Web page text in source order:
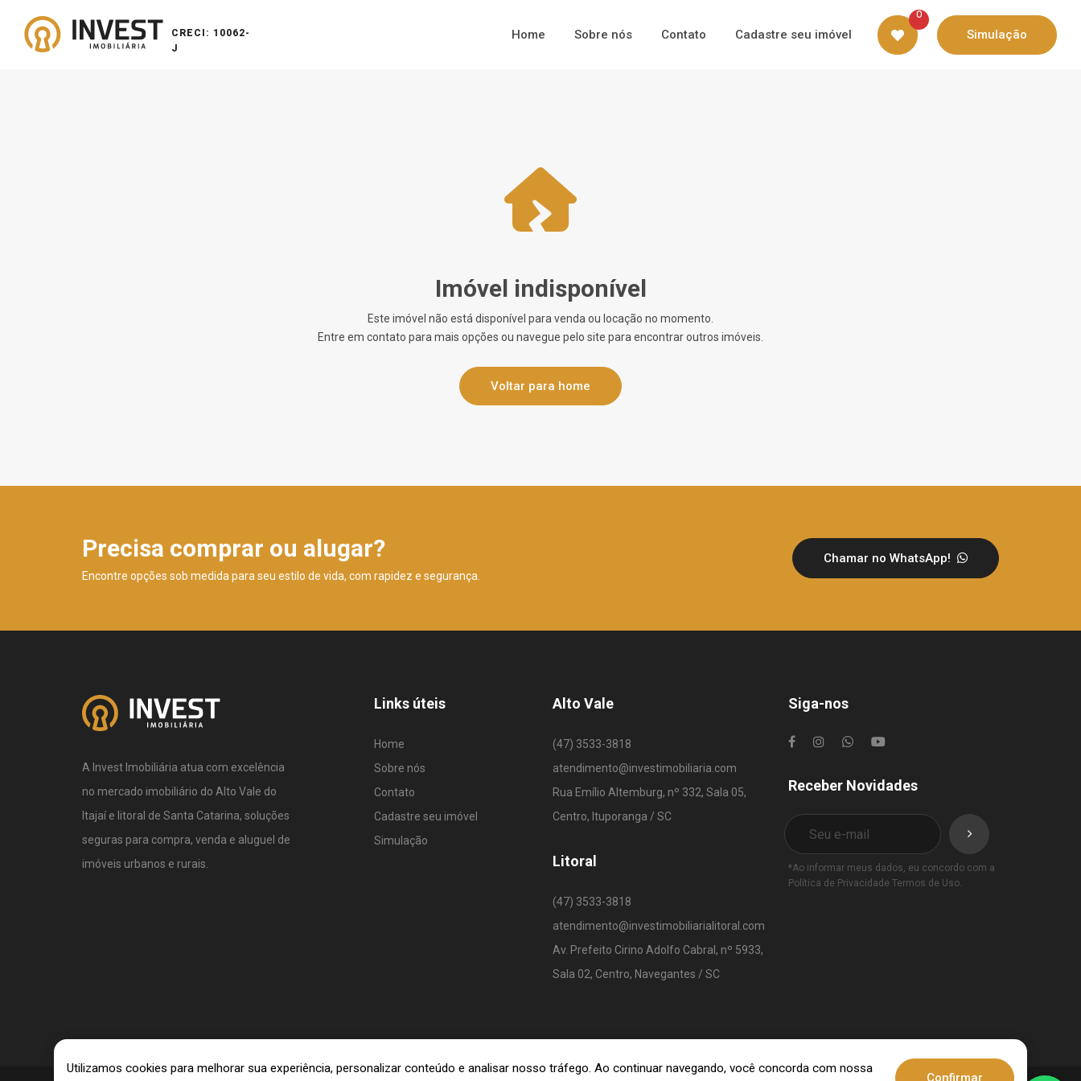
CRECI: 10062-
J
Home Sobre nós Contato Cadastre seu imóvel
0
Simulação
Imóvel indisponível
Este imóvel não está disponível para venda ou locação no momento.
Entre em contato para mais opções ou navegue pelo site para encontrar outros imóveis.
Voltar para home
Precisa comprar ou alugar?
Encontre opções sob medida para seu estilo de vida, com rapidez e segurança.
Chamar no WhatsApp!
A Invest Imobiliária atua com excelência
no mercado imobiliário do Alto Vale do
Itajaí e litoral de Santa Catarina, soluções
seguras para compra, venda e aluguel de
imóveis urbanos e rurais.
Links úteis
Home
Sobre nós
Contato
Cadastre seu imóvel
Simulação
Alto Vale
(47) 3533-3818
atendimento@investimobiliaria.com
Rua Emílio Altemburg, nº 332, Sala 05,
Centro, Ituporanga / SC
Litoral
(47) 3533-3818
atendimento@investimobiliarialitoral.com
Av. Prefeito Cirino Adolfo Cabral, nº 5933,
Sala 02, Centro, Navegantes / SC
Siga-nos
Receber Novidades
*Ao informar meus dados, eu concordo com a
Política de Privacidade Termos de Uso.
Utilizamos cookies para melhorar sua experiência, personalizar conteúdo e analisar nosso tráfego. Ao continuar navegando, você concorda com nossa
Confirmar